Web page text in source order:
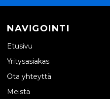
NAVIGOINTI
Etusivu
Yritysasiakas
Ota yhteyttä
Meistä